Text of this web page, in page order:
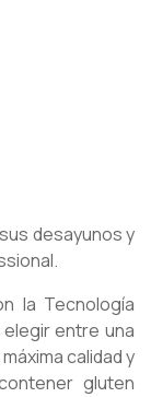
desayunos y
la Tecnología
elegir entre una
calidad y
gluten